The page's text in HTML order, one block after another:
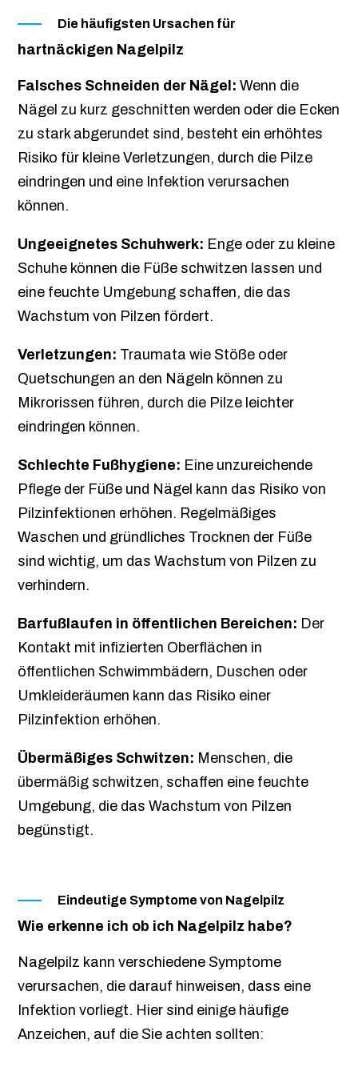
Die häufigsten Ursachen für
hartnäckigen Nagelpilz
Falsches Schneiden der Nägel: Wenn die
Nägel zu kurz geschnitten werden oder die Ecken
zu stark abgerundet sind, besteht ein erhöhtes
Risiko für kleine Verletzungen, durch die Pilze
eindringen und eine Infektion verursachen
können.
Ungeeignetes Schuhwerk: Enge oder zu kleine
Schuhe können die Füße schwitzen lassen und
eine feuchte Umgebung schaffen, die das
Wachstum von Pilzen fördert.
Verletzungen: Traumata wie Stöße oder
Quetschungen an den Nägeln können zu
Mikrorissen führen, durch die Pilze leichter
eindringen können.
Schlechte Fußhygiene: Eine unzureichende
Pflege der Füße und Nägel kann das Risiko von
Pilzinfektionen erhöhen. Regelmäßiges
Waschen und gründliches Trocknen der Füße
sind wichtig, um das Wachstum von Pilzen zu
verhindern.
Barfußlaufen in öffentlichen Bereichen: Der
Kontakt mit infizierten Oberflächen in
öffentlichen Schwimmbädern, Duschen oder
Umkleideräumen kann das Risiko einer
Pilzinfektion erhöhen.
Übermäßiges Schwitzen: Menschen, die
übermäßig schwitzen, schaffen eine feuchte
Umgebung, die das Wachstum von Pilzen
begünstigt.
Eindeutige Symptome von Nagelpilz
Wie erkenne ich ob ich Nagelpilz habe?
Nagelpilz kann verschiedene Symptome
verursachen, die darauf hinweisen, dass eine
Infektion vorliegt. Hier sind einige häufige
Anzeichen, auf die Sie achten sollten: